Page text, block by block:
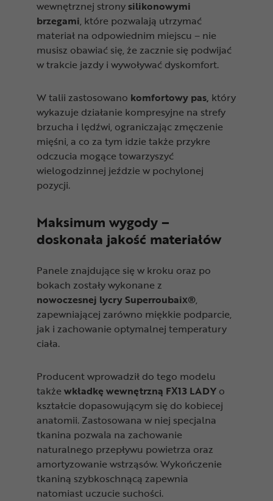
wewnętrznej stronysilikonowymi
brzegami, które pozwalają utrzymać
materiał na odpowiednim miejscu – nie
musisz obawiać się, że zacznie się podwijać
w trakcie jazdy i wywoływać dyskomfort.
W talii zastosowano komfortowy pas, który
wykazuje działanie kompresyjne na strefy
brzucha i lędźwi, ograniczając zmęczenie
mięśni, a co za tym idzie także przykre
odczucia mogące towarzyszyć
wielogodzinnej jeździe w pochylonej
pozycji.
Maksimum wygody –
doskonała jakość materiałów
Panele znajdujące się w kroku oraz po
bokach zostały wykonane z
nowoczesnej lycry Superroubaix®,
zapewniającej zarówno miękkie podparcie,
jak i zachowanie optymalnej temperatury
ciała.
Producent wprowadził do tego modelu
także wkładkę wewnętrzną FX13 LADY o
kształcie dopasowującym się do kobiecej
anatomii. Zastosowana w niej specjalna
tkanina pozwala na zachowanie
naturalnego przepływu powietrza oraz
amortyzowanie wstrząsów. Wykończenie
tkaniną szybkoschnącą zapewnia
natomiast uczucie suchości.